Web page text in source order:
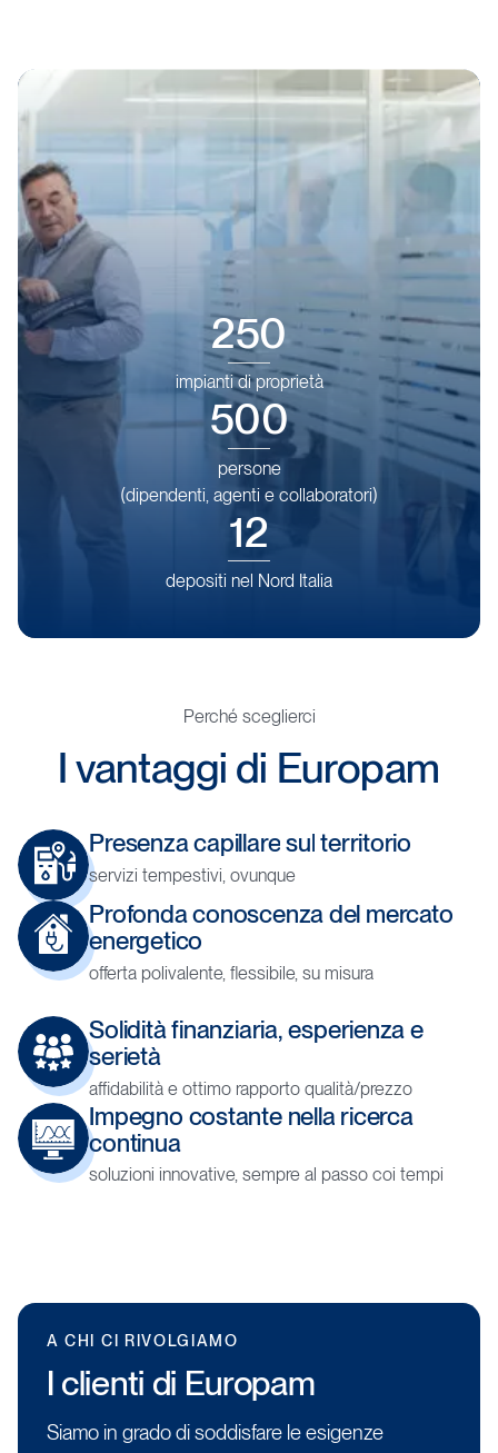
250
impianti di proprietà
500
persone
(dipendenti, agenti e collaboratori)
12
depositi nel Nord Italia
Perché sceglierci
I vantaggi di Europam
Presenzacapillaresul territorio
servizi tempestivi, ovunque
Profondaconoscenzadel mercato
energetico
offerta polivalente, flessibile, su misura
Soliditàfinanziaria, esperienzae
serietà
affidabilità e ottimo rapporto qualità/prezzo
Impegno costante nella ricerca
continua
soluzioni innovative, sempre al passo coi tempi
A CHI CI RIVOLGIAMO
I clienti di Europam
Siamo in grado di soddisfare le esigenze